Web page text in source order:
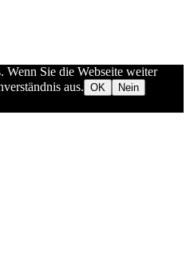
Wenn Sie die Webseite weiter
aus. OK
Nein